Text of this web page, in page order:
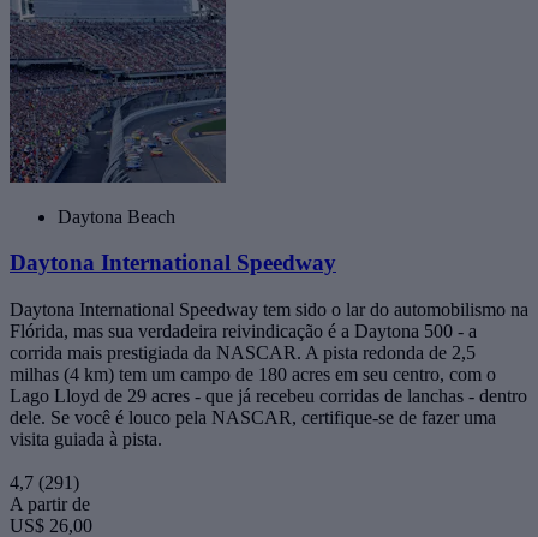
Daytona Beach
Daytona International Speedway
Daytona International Speedway tem sido o lar do automobilismo na
Flórida, mas sua verdadeira reivindicação é a Daytona 500 - a
corrida mais prestigiada da NASCAR. A pista redonda de 2,5
milhas (4 km) tem um campo de 180 acres em seu centro, com o
Lago Lloyd de 29 acres - que já recebeu corridas de lanchas - dentro
dele. Se você é louco pela NASCAR, certifique-se de fazer uma
visita guiada à pista.
4,7 (291)
A partir de
US$ 26,00